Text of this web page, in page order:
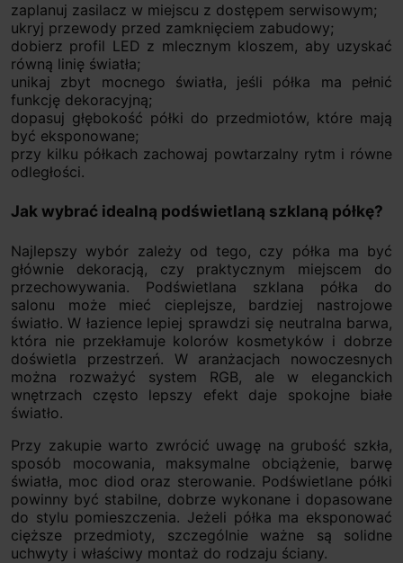
zaplanuj zasilacz w miejscu z dostępem serwisowym;
ukryj przewody przed zamknięciem zabudowy;
dobierz profil LED z mlecznym kloszem, aby uzyskać
równą linię światła;
unikaj zbyt mocnego światła, jeśli półka ma pełnić
funkcję dekoracyjną;
dopasuj głębokość półki do przedmiotów, które mają
być eksponowane;
przy kilku półkach zachowaj powtarzalny rytm i równe
odległości.
Jak wybrać idealną podświetlaną szklaną półkę?
Najlepszy wybór zależy od tego, czy półka ma być
głównie dekoracją, czy praktycznym miejscem do
przechowywania. Podświetlana szklana półka do
salonu może mieć cieplejsze, bardziej nastrojowe
światło. W łazience lepiej sprawdzi się neutralna barwa,
która nie przekłamuje kolorów kosmetyków i dobrze
doświetla przestrzeń. W aranżacjach nowoczesnych
można rozważyć system RGB, ale w eleganckich
wnętrzach często lepszy efekt daje spokojne białe
światło.
Przy zakupie warto zwrócić uwagę na grubość szkła,
sposób mocowania, maksymalne obciążenie, barwę
światła, moc diod oraz sterowanie. Podświetlane półki
powinny być stabilne, dobrze wykonane i dopasowane
do stylu pomieszczenia. Jeżeli półka ma eksponować
cięższe przedmioty, szczególnie ważne są solidne
uchwyty i właściwy montaż do rodzaju ściany.